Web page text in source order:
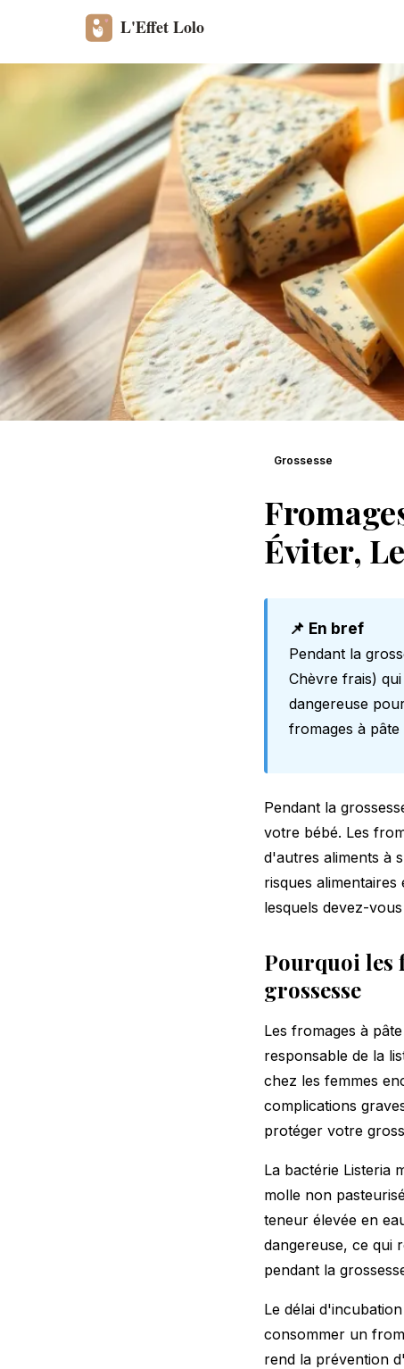
Grossesse
Éviter,
📌 En bref
Pendant la
Chèvre frais)
dangereuse
fromages à
Pendant la
votre bébé. Les
d'autres aliments à
risques alimentaires
lesquels devez-
Pourquoi les
grossesse
Les fromages à
responsable de la
chez les femmes
complications
protéger votre
La bactérie Listeria
molle non
teneur élevée en
dangereuse, ce qui
pendant la
Le délai
consommer un
rend la prévention